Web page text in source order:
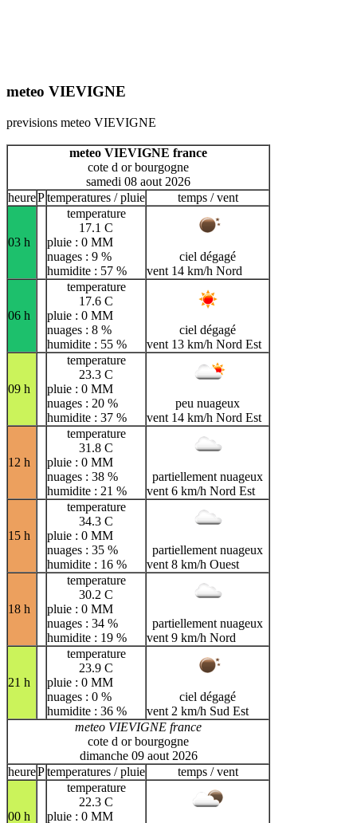
meteo VIEVIGNE
previsions meteo VIEVIGNE
meteo VIEVIGNE france
cote d or bourgogne
samedi 08 aout 2026
heurePtemperatures / pluie temps / vent
03 h
temperature
17.1 C
pluie : 0 MM
nuages : 9 %
humidite : 57 %
ciel dégagé
vent 14 km/h Nord
06 h
temperature
17.6 C
pluie : 0 MM
nuages : 8 %
humidite : 55 %
ciel dégagé
vent 13 km/h Nord Est
09 h
temperature
23.3 C
pluie : 0 MM
nuages : 20 %
humidite : 37 %
peu nuageux
vent 14 km/h Nord Est
12 h
temperature
31.8 C
pluie : 0 MM
nuages : 38 %
humidite : 21 %
partiellement nuageux
vent 6 km/h Nord Est
15 h
temperature
34.3 C
pluie : 0 MM
nuages : 35 %
humidite : 16 %
partiellement nuageux
vent 8 km/h Ouest
18 h
temperature
30.2 C
pluie : 0 MM
nuages : 34 %
humidite : 19 %
partiellement nuageux
vent 9 km/h Nord
21 h
temperature
23.9 C
pluie : 0 MM
nuages : 0 %
humidite : 36 %
ciel dégagé
vent 2 km/h Sud Est
meteo VIEVIGNE france
cote d or bourgogne
dimanche 09 aout 2026
heurePtemperatures / pluie temps / vent
00 h
temperature
22.3 C
pluie : 0 MM